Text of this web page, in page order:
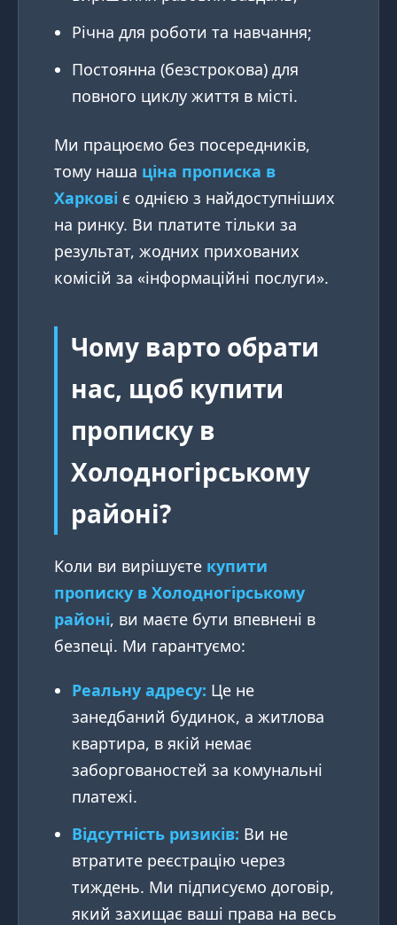
Річна для роботи та навчання;
Постоянна (безстрокова) для
повного циклу життя в місті.
Ми працюємо без посередників,
тому наша ціна прописка в
Харкові є однією з найдоступніших
на ринку. Ви платите тільки за
результат, жодних прихованих
комісій за «інформаційні послуги».
Чому варто обрати
нас, щоб купити
прописку в
Холодногірському
районі?
Коли ви вирішуєте купити
прописку в Холодногірському
районі, ви маєте бути впевнені в
безпеці. Ми гарантуємо:
Реальну адресу: Це не
занедбаний будинок, а житлова
квартира, в якій немає
заборгованостей за комунальні
платежі.
Відсутність ризиків: Ви не
втратите реєстрацію через
тиждень. Ми підписуємо договір,
який захищає ваші права на весь